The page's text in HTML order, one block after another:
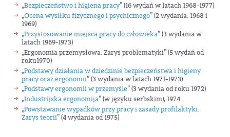
„Bezpieczeństwo i higiena pracy” (16 wydań w latach 1968-1977)
„Ocena wysiłku fizycznego i psychicznego” (2 wydania: 1968 i
1969)
„Przystosowanie miejsca pracy do człowieka” (3 wydania w
latach 1969-1973)
„Ergonomia przemysłowa. Zarys problematyki” (5 wydań od
roku1970)
„Podstawy działania w dziedzinie bezpieczeństwa i higieny
pracy oraz ergonomii” (3 wydania w latach 1971-1973)
„Podstawy ergonomii w przemyśle” (3 wydania od roku 1972)
„Industrijska ergonomija” (w języku serbskim), 1974
„Powstawanie wypadków przy pracy i zasady profilaktyki.
Zarys teorii” (4 wydania od 1975)